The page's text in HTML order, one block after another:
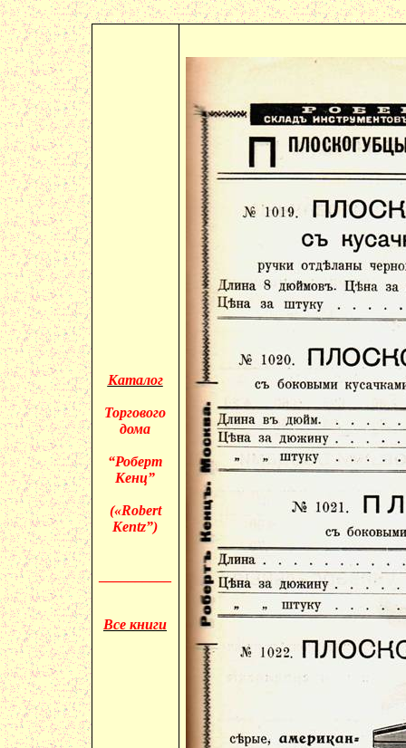
Каталог
Торгового
дома
“Роберт
Кенц”
(«Robert
Kentz”)
Все книги